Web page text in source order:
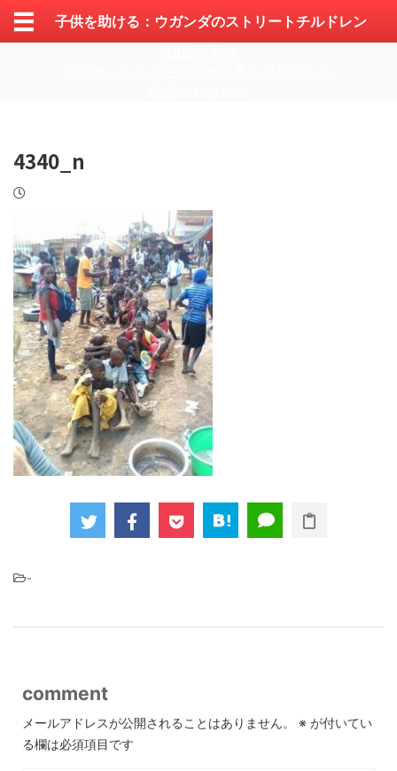
子供を助ける：ウガンダのストリートチルドレン
4340_n
-
comment
メールアドレスが公開されることはありません。 ※ が付いてい
る欄は必須項目です